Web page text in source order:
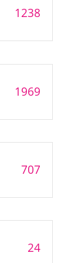
1238
1969
707
24